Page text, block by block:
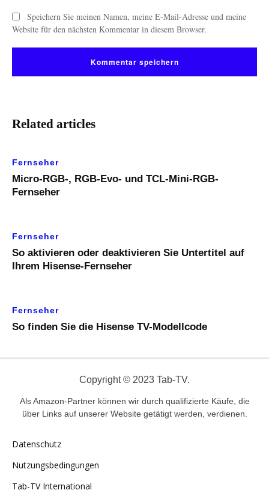
Speichern Sie meinen Namen, meine E-Mail-Adresse und meine
Website für den nächsten Kommentar in diesem Browser.
Related articles
Fernseher
Micro-RGB-, RGB-Evo- und TCL-Mini-RGB-
Fernseher
Fernseher
So aktivieren oder deaktivieren Sie Untertitel auf
Ihrem Hisense-Fernseher
Fernseher
So finden Sie die Hisense TV-Modellcode
Copyright © 2023 Tab-TV.
Als Amazon-Partner können wir durch qualifizierte Käufe, die
über Links auf unserer Website getätigt werden, verdienen.
Datenschutz
Nutzungsbedingungen
Tab-TV International